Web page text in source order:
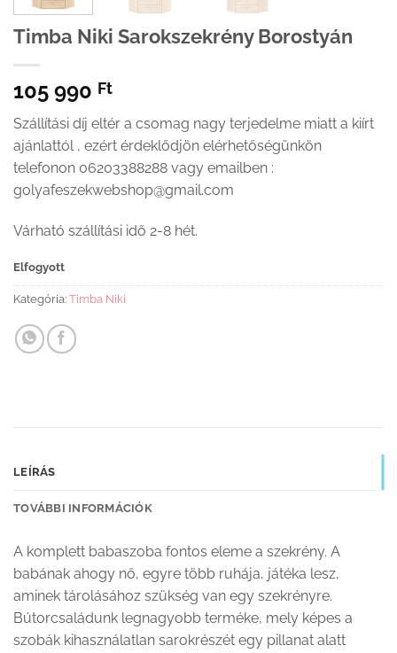
Timba Niki Sarokszekrény Borostyán
105 990 Ft
Szállítási díj eltér a csomag nagy terjedelme miatt a kiírt
ajánlattól , ezért érdeklődjön elérhetőségünkön
telefonon 06203388288 vagy emailben :
golyafeszekwebshop@gmail.com
Várható szállítási idő 2-8 hét.
Elfogyott
Kategória: Timba Niki
LEÍRÁS
TOVÁBBI INFORMÁCIÓK
A komplett babaszoba fontos eleme a szekrény. A
babának ahogy nő, egyre több ruhája, játéka lesz,
aminek tárolásához szükség van egy szekrényre.
Bútorcsaládunk legnagyobb terméke, mely képes a
szobák kihasználatlan sarokrészét egy pillanat alatt